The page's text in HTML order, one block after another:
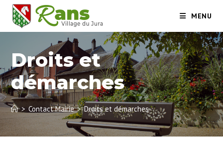
MENU
Droits et
démarches
> Contact Mairie > Droits et démarches